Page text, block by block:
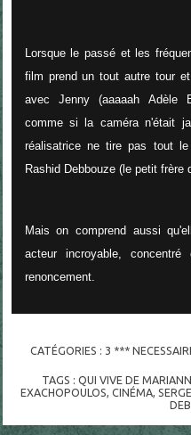
Lorsque le passé et les
film prend un tout autre tour
avec Jenny (aaaaah Adèle
comme si la caméra n'était
réalisatrice ne tire pas tout
Rashid Debbouze (le petit frère
Mais on comprend aussi
acteur incroyable,
renoncement.
CATÉGORIES : 3 ***
TAGS :QUI VIVE DE
EXACHOPOULOS ,CINÉMA ,